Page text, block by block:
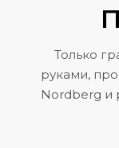
Только
руками,
Nordberg и